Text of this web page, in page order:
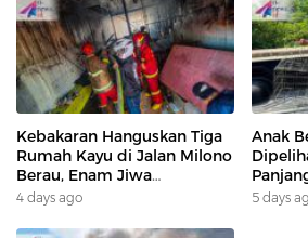
Kebakaran Hanguskan Tiga
Rumah Kayu di Jalan Milono
Berau, Enam Jiwa
Terdampak
4 days ago
Anak
Dan
5 days